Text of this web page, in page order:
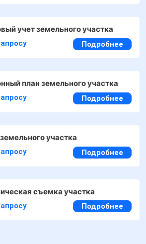
учет земельного участка
Подробнее
план земельного участка
Подробнее
участка
Подробнее
съемка участка
Подробнее